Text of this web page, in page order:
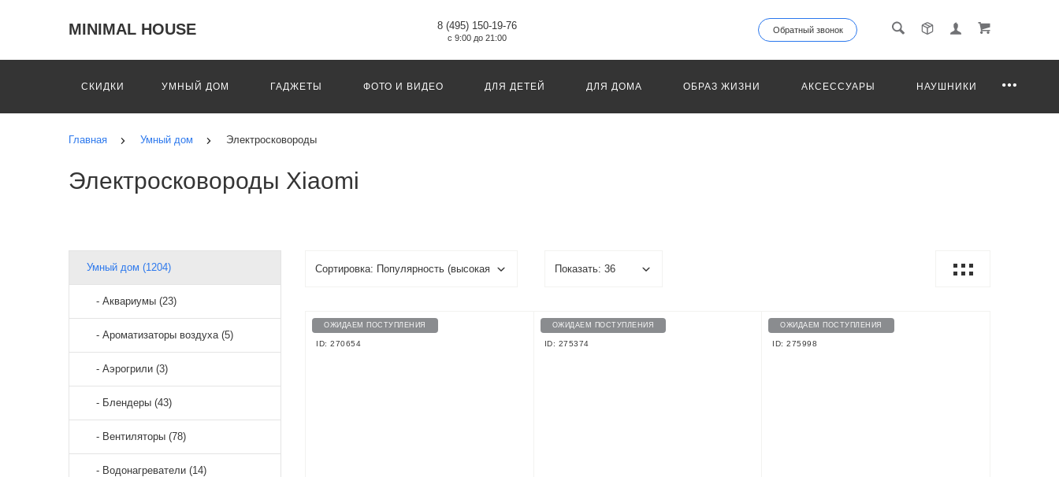
MINIMAL HOUSE 8 (495) 150-19-76
с 9:00 до 21:00
Обратный звонок
СКИДКИ УМНЫЙ ДОМ ГАДЖЕТЫ ФОТО И ВИДЕО ДЛЯ ДЕТЕЙ ДЛЯ ДОМА ОБРАЗ ЖИЗНИ АКСЕССУАРЫ НАУШНИКИ
Главная Умный дом Электросковороды
Электросковороды Xiaomi
Умный дом (1204)
- Аквариумы (23)
- Ароматизаторы воздуха (5)
- Аэрогрили (3)
- Блендеры (43)
- Вентиляторы (78)
- Водонагреватели (14)
ОЖИДАЕМ ПОСТУПЛЕНИЯ
ID: 270654
ОЖИДАЕМ ПОСТУПЛЕНИЯ
ID: 275374
ОЖИДАЕМ ПОСТУПЛЕНИЯ
ID: 275998